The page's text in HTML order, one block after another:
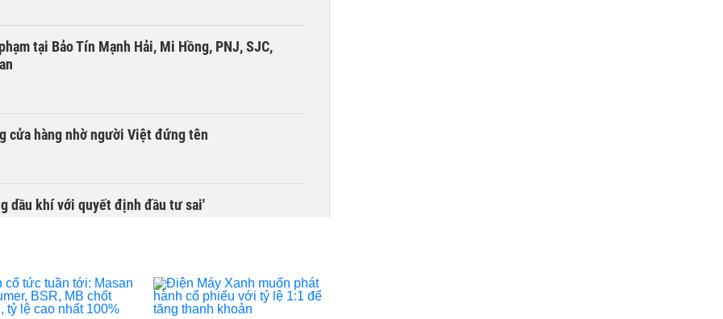
tại Bảo Tín Mạnh Hải, Mi Hồng, PNJ, SJC,
cửa hàng nhờ người Việt đứng tên
dầu khí với quyết định đầu tư sai'